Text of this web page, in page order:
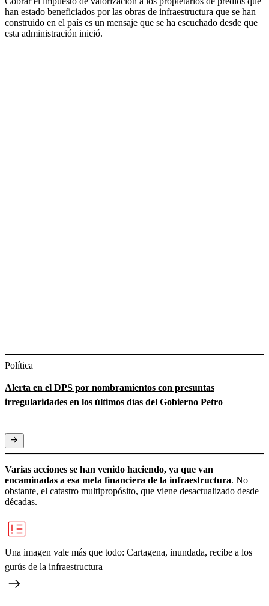
han estado beneficiados por las obras de infraestructura que se han
construido en el país es un mensaje que se ha escuchado desde que
esta administración inició.
Política
Alerta en el DPS por nombramientos con presuntas
irregularidades en los últimos días del Gobierno Petro
Varias acciones se han venido haciendo, ya que van
encaminadas a esa meta financiera de la infraestructura. No
obstante, el catastro multipropósito, que viene desactualizado desde
décadas.
Una imagen vale más que todo: Cartagena, inundada, recibe a los
gurús de la infraestructura